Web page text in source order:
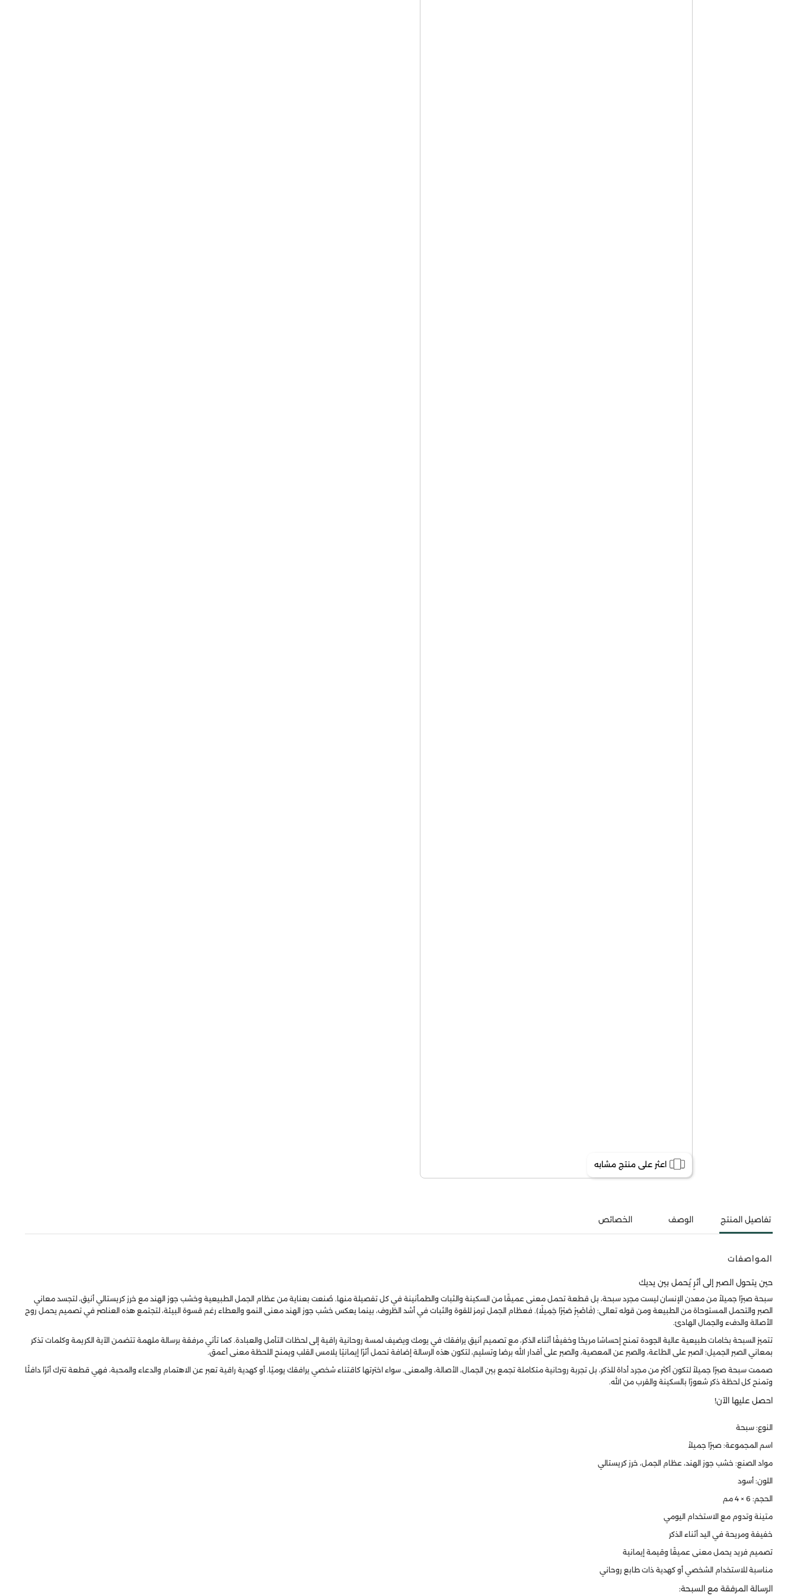
اعثر على منتج مشابه
تفاصيل المنتج الوصف الخصائص
المواصفات
حين يتحول الصبر إلى أثرٍ يُحمل بين يديك
سبحة صبرًا جميلاً من معدن الإنسان ليست مجرد سبحة، بل قطعة تحمل معنى عميقًا من السكينة والثبات والطمأنينة في كل تفصيلة منها. صُنعت بعناية من عظام الجمل الطبيعية وخشب جوز الهند مع خرز كريستالي أنيق، لتجسد معاني
الصبر والتحمل المستوحاة من الطبيعة ومن قوله تعالى: ﴿فَاصْبِرْ صَبْرًا جَمِيلًا﴾. فعظام الجمل ترمز للقوة والثبات في أشد الظروف، بينما يعكس خشب جوز الهند معنى النمو والعطاء رغم قسوة البيئة، لتجتمع هذه العناصر في تصميم يحمل روح
الأصالة والدفء والجمال الهادئ.
تتميز السبحة بخامات طبيعية عالية الجودة تمنح إحساسًا مريحًا وخفيفًا أثناء الذكر، مع تصميم أنيق يرافقك في يومك ويضيف لمسة روحانية راقية إلى لحظات التأمل والعبادة. كما تأتي مرفقة برسالة ملهمة تتضمن الآية الكريمة وكلمات تذكر
بمعاني الصبر الجميل؛ الصبر على الطاعة، والصبر عن المعصية، والصبر على أقدار الله برضا وتسليم، لتكون هذه الرسالة إضافة تحمل أثرًا إيمانيًا يلامس القلب ويمنح اللحظة معنى أعمق.
صممت سبحة صبرًا جميلاً لتكون أكثر من مجرد أداة للذكر، بل تجربة روحانية متكاملة تجمع بين الجمال، الأصالة، والمعنى. سواء اخترتها كاقتناء شخصي يرافقك يوميًا، أو كهدية راقية تعبر عن الاهتمام والدعاء والمحبة، فهي قطعة تترك أثرًا دافئًا
وتمنح كل لحظة ذكر شعورًا بالسكينة والقرب من الله.
احصل عليها الآن!
النوع: سبحة
اسم المجموعة: صبرًا جميلاً
مواد الصنع: خشب جوز الهند، عظام الجمل، خرز كريستالي
اللون: أسود
الحجم: 6 × 4 مم
متينة وتدوم مع الاستخدام اليومي
خفيفة ومريحة في اليد أثناء الذكر
تصميم فريد يحمل معنى عميقًا وقيمة إيمانية
مناسبة للاستخدام الشخصي أو كهدية ذات طابع روحاني
الرسالة المرفقة مع السبحة: